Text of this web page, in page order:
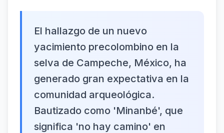
El hallazgo de un nuevo
yacimiento precolombino en la
selva de Campeche, México, ha
generado gran expectativa en la
comunidad arqueológica.
Bautizado como 'Minanbé', que
significa 'no hay camino' en